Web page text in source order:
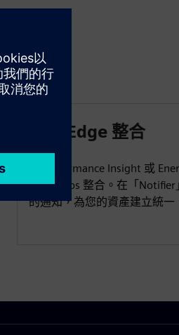
工業 Edge 整合
與 Performance Insight 或
Edge Apps 整合。在「
的通知，為您的資產建立統一